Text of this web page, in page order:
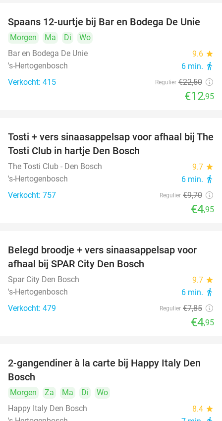
42%
Spaans 12-uurtje bij Bar en Bodega De Unie
Morgen Ma Di
Wo
Bar en Bodega De Unie
9.6 star
's-Hertogenbosch 6 min. directions_walk
Verkocht: 415 Regulier €22,50
€12,95
49%
Tosti + vers sinaasappelsap voor afhaal bij The
Tosti Club in hartje Den Bosch
The Tosti Club - Den Bosch 9.7 star
's-Hertogenbosch 6 min. directions_walk
Verkocht: 757 Regulier €9,70
€4,95
37%
Belegd broodje + vers sinaasappelsap voor
afhaal bij SPAR City Den Bosch
Spar City Den Bosch 9.7 star
's-Hertogenbosch 6 min. directions_walk
Verkocht: 479 Regulier €7,85
€4,95
35%
2-gangendiner à la carte bij Happy Italy Den
Bosch
Morgen Za Ma Di
Wo
Happy Italy Den Bosch
8.4 star